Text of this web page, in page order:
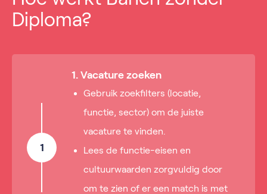
Diploma?
1
1. Vacature zoeken
Gebruik zoekfilters (locatie,
functie, sector) om de juiste
vacature te vinden.
Lees de functie-eisen en
cultuurwaarden zorgvuldig door
om te zien of er een match is met